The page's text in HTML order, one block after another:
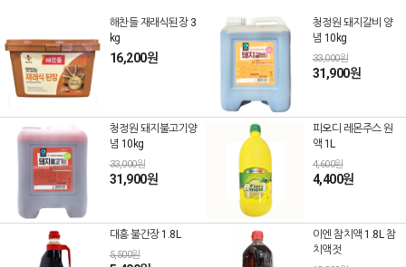
해찬들 재래식된장 3
kg
16,200원
청정원 돼지갈비 양
념 10kg
33,000원
31,900원
청정원 돼지불고기양
념 10kg
33,000원
31,900원
피오디 레몬주스 원
액 1L
4,600원
4,400원
대흥 불간장 1.8L
5,500원
이엔 참치액 1.8L 참
치액젓